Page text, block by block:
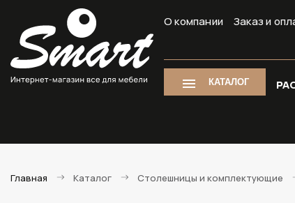
О компании Заказ и
КАТАЛОГ
Главная Каталог Столешницы и комплектующие